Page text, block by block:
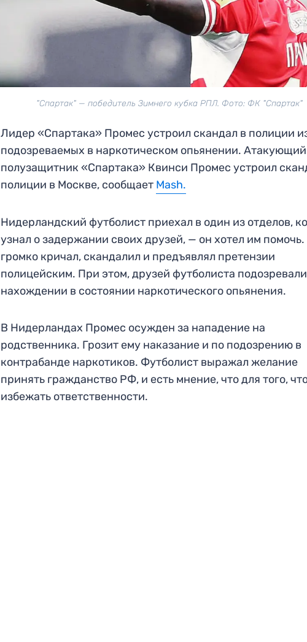
"Спартак" — победитель Зимнего кубка РПЛ. Фото: ФК "Спартак"
Лидер «Спартака» Промес устроил скандал в полиции
подозреваемых в наркотическом опьянении. Атакующий
полузащитник «Спартака» Квинси Промес устроил
полиции в Москве, сообщает Mash.
Нидерландский футболист приехал в один из отделов,
узнал о задержании своих друзей, — он хотел им
громко кричал, скандалил и предъявлял претензии
полицейским. При этом, друзей футболиста
нахождении в состоянии наркотического опьянения.
В Нидерландах Промес осужден за нападение на
родственника. Грозит ему наказание и по подозрению в
контрабанде наркотиков. Футболист выражал желание
принять гражданство РФ, и есть мнение, что для того,
избежать ответственности.